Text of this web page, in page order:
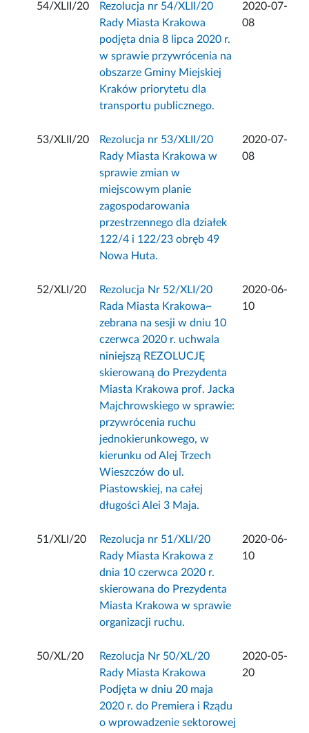
54/XLII/20
Rezolucja nr 54/XLII/20
Rady Miasta Krakowa
podjęta dnia 8 lipca 2020 r.
w sprawie przywrócenia na
obszarze Gminy Miejskiej
Kraków priorytetu dla
transportu publicznego.
2020-07-
08
53/XLII/20
Rezolucja nr 53/XLII/20
Rady Miasta Krakowa w
sprawie zmian w
miejscowym planie
zagospodarowania
przestrzennego dla działek
122/4 i 122/23 obręb 49
Nowa Huta.
2020-07-
08
52/XLI/20
Rezolucja Nr 52/XLI/20
Rada Miasta Krakowa~
zebrana na sesji w dniu 10
czerwca 2020 r. uchwala
niniejszą REZOLUCJĘ
skierowaną do Prezydenta
Miasta Krakowa prof. Jacka
Majchrowskiego w sprawie:
przywrócenia ruchu
jednokierunkowego, w
kierunku od Alej Trzech
Wieszczów do ul.
Piastowskiej, na całej
długości Alei 3 Maja.
2020-06-
10
51/XLI/20
Rezolucja nr 51/XLI/20
Rady Miasta Krakowa z
dnia 10 czerwca 2020 r.
skierowana do Prezydenta
Miasta Krakowa w sprawie
organizacji ruchu.
2020-06-
10
50/XL/20
Rezolucja Nr 50/XL/20
Rady Miasta Krakowa
Podjęta w dniu 20 maja
2020 r. do Premiera i Rządu
o wprowadzenie sektorowej
2020-05-
20